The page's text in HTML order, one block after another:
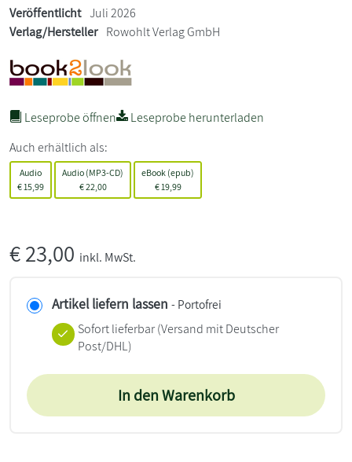
Veröffentlicht Juli 2026
Verlag/Hersteller Rowohlt Verlag GmbH
Leseprobe öffnen
Leseprobe herunterladen
Auch erhältlich als:
Audio
€ 15,99
Audio (MP3-CD)
€22,00
eBook (epub)
€19,99
€23,00 inkl. MwSt.
Artikel liefern lassen - Portofrei
Sofort lieferbar(Versand mit Deutscher
Post/DHL)
In den Warenkorb